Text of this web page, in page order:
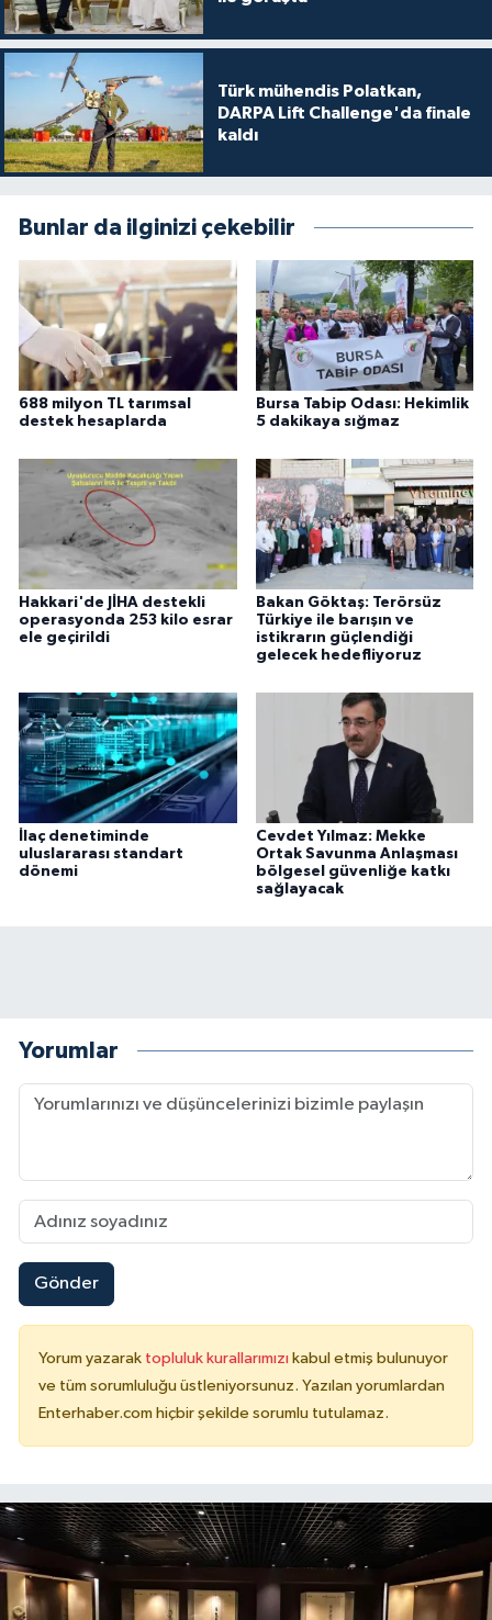
Türk mühendis Polatkan,
DARPA Lift Challenge'da finale
kaldı
Bunlar da ilginizi çekebilir
688 milyon TL tarımsal
destek hesaplarda
Bursa Tabip Odası: Hekimlik
5 dakikaya sığmaz
Hakkari'de JİHA destekli
operasyonda 253 kilo esrar
ele geçirildi
Bakan Göktaş: Terörsüz
Türkiye ile barışın ve
istikrarın güçlendiği
gelecek hedefliyoruz
İlaç denetiminde
uluslararası standart
dönemi
Cevdet Yılmaz: Mekke
Ortak Savunma Anlaşması
bölgesel güvenliğe katkı
sağlayacak
Yorumlar
Gönder
Yorum yazarak topluluk kurallarımızı kabul etmiş bulunuyor
ve tüm sorumluluğu üstleniyorsunuz. Yazılan yorumlardan
Enterhaber.com hiçbir şekilde sorumlu tutulamaz.